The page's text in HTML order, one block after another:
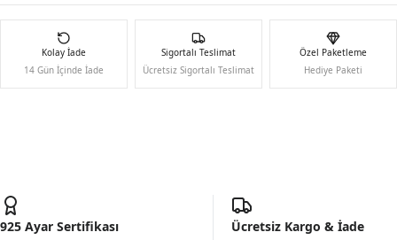
Kolay İade
14 Gün İçinde İade
Sigortalı Teslimat
Ücretsiz Sigortalı Teslimat
Özel Paketleme
Hediye Paketi
925 Ayar Sertifikası
Ücretsiz Kargo & İade